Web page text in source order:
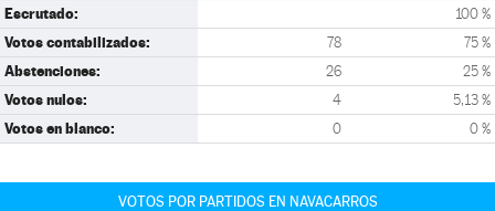
Escrutado: 100 %
Votos contabilizados: 78 75 %
Abstenciones: 26 25 %
Votos nulos: 4 5,13 %
Votos en blanco: 0 0 %
VOTOS POR PARTIDOS EN NAVACARROS